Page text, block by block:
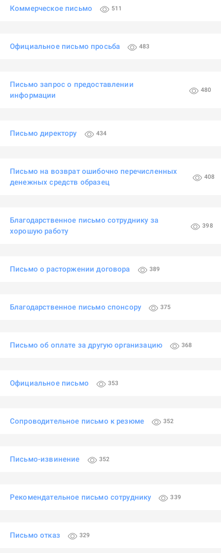
Коммерческое письмо 511
Официальное письмо просьба 483
Письмо запрос о предоставлении
информации
480
Письмо директору 434
Письмо на возврат ошибочно перечисленных
денежных средств образец
408
Благодарственное письмо сотруднику за
хорошую работу
398
Письмо о расторжении договора 389
Благодарственное письмо спонсору 375
Письмо об оплате за другую организацию 368
Официальное письмо 353
Сопроводительное письмо к резюме 352
Письмо-извинение 352
Рекомендательное письмо сотруднику 339
Письмо отказ 329